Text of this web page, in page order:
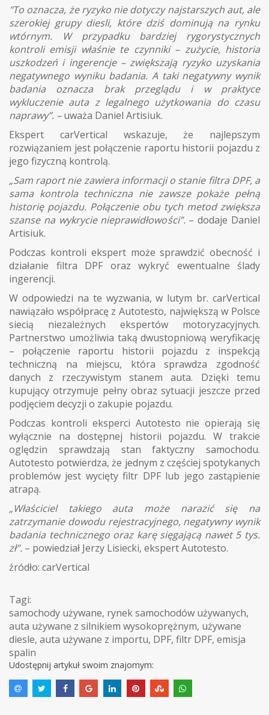
"To oznacza, że ryzyko nie dotyczy najstarszych aut, ale
szerokiej grupy diesli, które dziś dominują na rynku
wtórnym. W przypadku bardziej rygorystycznych
kontroli emisji właśnie te czynniki – zużycie, historia
uszkodzeń i ingerencje – zwiększają ryzyko uzyskania
negatywnego wyniku badania. A taki negatywny wynik
badania oznacza brak przeglądu i w praktyce
wykluczenie auta z legalnego użytkowania do czasu
naprawy”. –uważa Daniel Artisiuk.
Ekspert carVertical wskazuje, że najlepszym
rozwiązaniem jest połączenie raportu historii pojazdu z
jego fizyczną kontrolą.
„Sam raport nie zawiera informacji o stanie filtra DPF, a
sama kontrola techniczna nie zawsze pokaże pełną
historię pojazdu. Połączenie obu tych metod zwiększa
szanse na wykrycie nieprawidłowości”. – dodaje Daniel
Artisiuk.
Podczas kontroli ekspert może sprawdzić obecność i
działanie filtra DPF oraz wykryć ewentualne ślady
ingerencji.
W odpowiedzi na te wyzwania, w lutym br. carVertical
nawiązało współpracę z Autotesto, największą w Polsce
siecią niezależnych ekspertów motoryzacyjnych.
Partnerstwo umożliwia taką dwustopniową weryfikację
– połączenie raportu historii pojazdu z inspekcją
techniczną na miejscu, która sprawdza zgodność
danych z rzeczywistym stanem auta. Dzięki temu
kupujący otrzymuje pełny obraz sytuacji jeszcze przed
podjęciem decyzji o zakupie pojazdu.
Podczas kontroli eksperci Autotesto nie opierają się
wyłącznie na dostępnej historii pojazdu. W trakcie
oględzin sprawdzają stan faktyczny samochodu.
Autotesto potwierdza, że jednym z częściej spotykanych
problemów jest wycięty filtr DPF lub jego zastąpienie
atrapą.
„Właściciel takiego auta może narazić się na
zatrzymanie dowodu rejestracyjnego, negatywny wynik
badania technicznego oraz karę sięgającą nawet 5 tys.
zł”. – powiedział Jerzy Lisiecki, ekspert Autotesto.
źródło: carVertical
Tagi:
samochody używane, rynek samochodów używanych,
auta używane z silnikiem wysokoprężnym, używane
diesle, auta używane z importu, DPF, filtr DPF, emisja
spalin
Udostępnij artykuł swoim znajomym: